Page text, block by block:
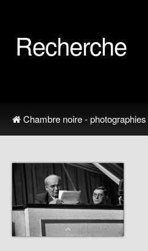
Recherche
Chambre noire - photographies